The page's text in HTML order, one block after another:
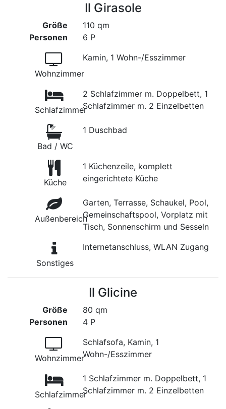
Il Girasole
Größe
Personen
110 qm
6 P
Wohnzimmer
Kamin, 1 Wohn-/Esszimmer
Schlafzimmer
2 Schlafzimmer m. Doppelbett, 1
Schlafzimmer m. 2 Einzelbetten
Bad / WC
1 Duschbad
Küche
1 Küchenzeile, komplett
eingerichtete Küche
Außenbereich
Garten, Terrasse, Schaukel, Pool,
Gemeinschaftspool, Vorplatz mit
Tisch, Sonnenschirm und Sesseln
Sonstiges
Internetanschluss, WLAN Zugang
Il Glicine
Größe
Personen
80 qm
4 P
Wohnzimmer
Schlafsofa, Kamin, 1
Wohn-/Esszimmer
Schlafzimmer
1 Schlafzimmer m. Doppelbett, 1
Schlafzimmer m. 2 Einzelbetten